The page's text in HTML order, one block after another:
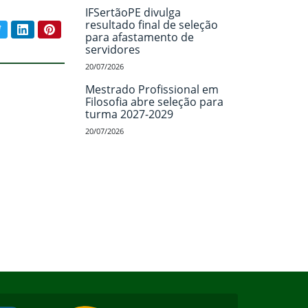
conteúdo:
TwitterLinkedInPinterest
IFSertãoPE divulga
resultado final de seleção
para afastamento de
servidores
20/07/2026
Mestrado Profissional em
Filosofia abre seleção para
turma 2027-2029
20/07/2026